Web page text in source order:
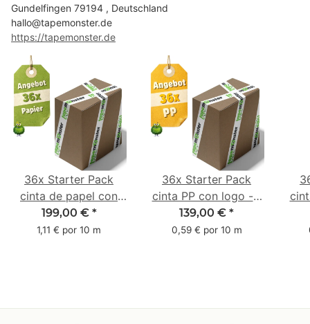
Gundelfingen 79194 , Deutschland
hallo@tapemonster.de
https://tapemonster.de
36x Starter Pack
cinta de papel con
logo - 1 color - 50
mm x 50 m - caucho
199,00 € *
1,11 € por 10 m
36x Starter Pack
cinta PP con logo - 1
color - 48 mm x 66 m
139,00 € *
0,59 € por 10 m
m